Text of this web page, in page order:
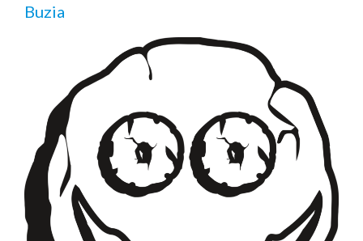
Buzia